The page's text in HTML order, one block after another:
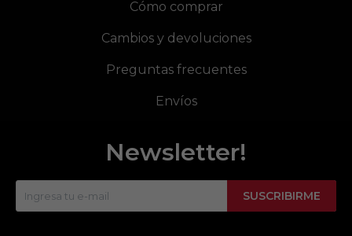
Cómo comprar
Cambios y devoluciones
Preguntas frecuentes
Envíos
Newsletter!
SUSCRIBIRME